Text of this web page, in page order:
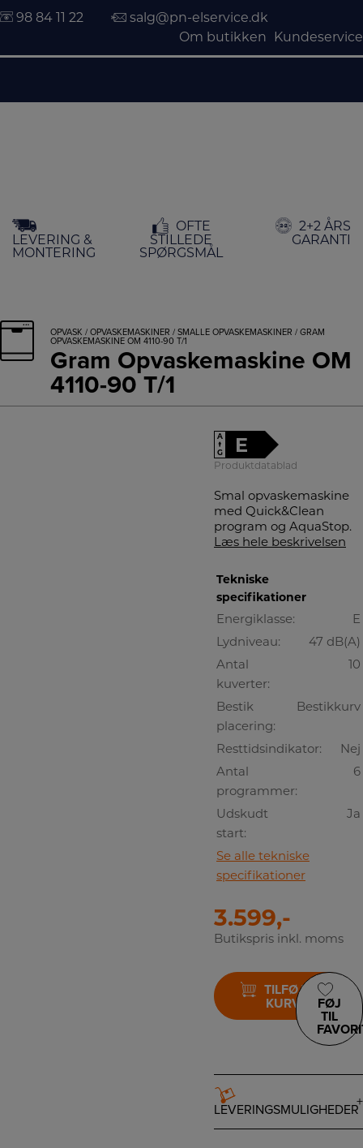
indholdet
98 84 11 22
salg@pn-elservice.dk
Om butikken
Kundeservice
LEVERING &
MONTERING
OFTE
STILLEDE
SPØRGSMÅL
2+2 ÅRS
GARANTI
OPVASK / OPVASKEMASKINER / SMALLE OPVASKEMASKINER / GRAM
OPVASKEMASKINE OM 4110-90 T/1
Gram Opvaskemaskine OM
4110-90 T/1
A
↑
G
E
Produktdatablad
Smal opvaskemaskine
med Quick&Clean
program og AquaStop.
Læs hele beskrivelsen
Tekniske
specifikationer
Energiklasse:
E
Lydniveau:
47 dB(A)
Antal
kuverter:
10
Bestik
placering:
Bestikkurv
Resttidsindikator:
Nej
Antal
programmer:
6
Udskudt
start:
Ja
Se alle tekniske
specifikationer
3.599,-
Butikspris inkl. moms
TILFØJ TIL
KURV
FØJ
TIL
LEVERINGSMULIGHEDER